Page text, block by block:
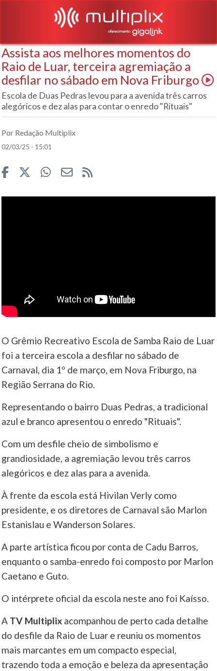
Assista aos melhores momentos do
Raio de Luar, terceira agremiação a
desfilar no sábado em Nova Friburgo
Escola de Duas Pedras levou para a avenida três carros
alegóricos e dez alas para contar o enredo "Rituais"
Por Redação Multiplix
02/03/25 - 15:01
O Grêmio Recreativo Escola de Samba Raio de Luar
foi a terceira escola a desfilar no sábado de
Carnaval, dia 1º de março, em Nova Friburgo, na
Região Serrana do Rio.
Representando o bairro Duas Pedras, a tradicional
azul e branco apresentou o enredo "Rituais".
Com um desfile cheio de simbolismo e
grandiosidade, a agremiação levou três carros
alegóricos e dez alas para a avenida.
À frente da escola está Hivilan Verly como
presidente, e os diretores de Carnaval são Marlon
Estanislau e Wanderson Solares.
A parte artística ficou por conta de Cadu Barros,
enquanto o samba-enredo foi composto por Marlon
Caetano e Guto.
O intérprete oficial da escola neste ano foi Kaísso.
A TV Multiplix acompanhou de perto cada detalhe
do desfile da Raio de Luar e reuniu os momentos
mais marcantes em um compacto especial,
trazendo toda a emoção e beleza da apresentação